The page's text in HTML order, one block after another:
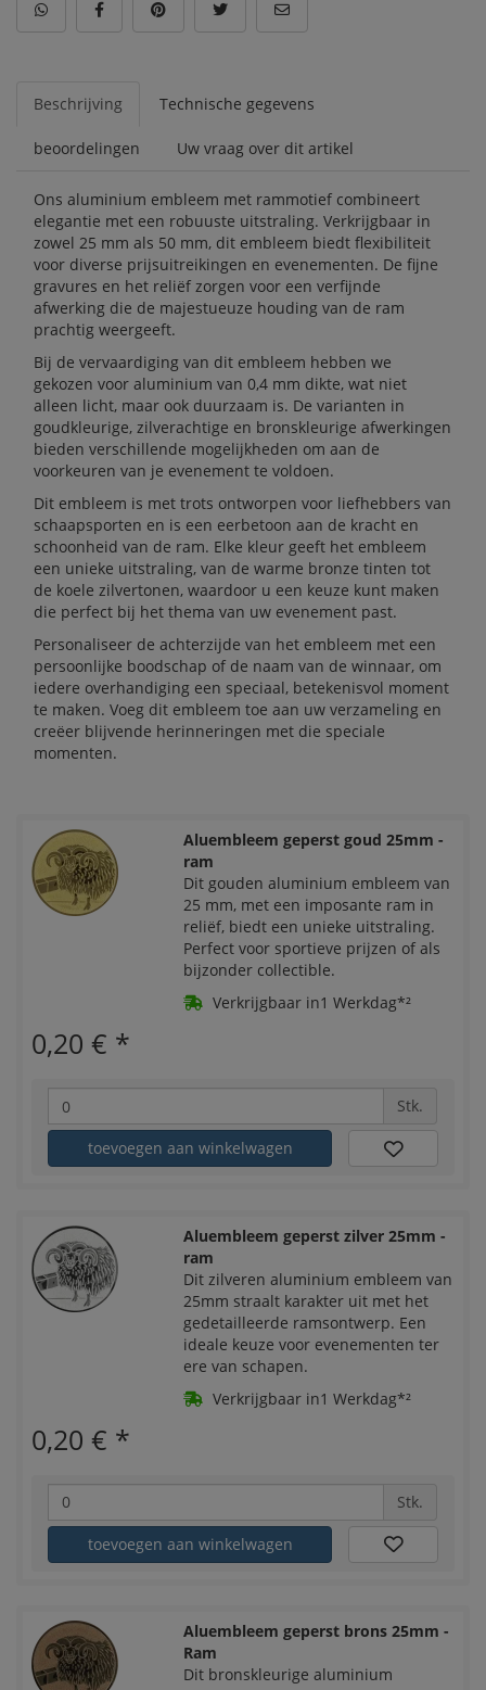
Beschrijving Technische gegevens
beoordelingen Uw vraag over dit artikel
Ons aluminium embleem met rammotief combineert
elegantie met een robuuste uitstraling. Verkrijgbaar in
zowel 25 mm als 50 mm, dit embleem biedt flexibiliteit
voor diverse prijsuitreikingen en evenementen. De fijne
gravures en het reliëf zorgen voor een verfijnde
afwerking die de majestueuze houding van de ram
prachtig weergeeft.
Bij de vervaardiging van dit embleem hebben we
gekozen voor aluminium van 0,4 mm dikte, wat niet
alleen licht, maar ook duurzaam is. De varianten in
goudkleurige, zilverachtige en bronskleurige afwerkingen
bieden verschillende mogelijkheden om aan de
voorkeuren van je evenement te voldoen.
Dit embleem is met trots ontworpen voor liefhebbers van
schaapsporten en is een eerbetoon aan de kracht en
schoonheid van de ram. Elke kleur geeft het embleem
een unieke uitstraling, van de warme bronze tinten tot
de koele zilvertonen, waardoor u een keuze kunt maken
die perfect bij het thema van uw evenement past.
Personaliseer de achterzijde van het embleem met een
persoonlijke boodschap of de naam van de winnaar, om
iedere overhandiging een speciaal, betekenisvol moment
te maken. Voeg dit embleem toe aan uw verzameling en
creëer blijvende herinneringen met die speciale
momenten.
Aluembleem geperst goud 25mm -
ram
Dit gouden aluminium embleem van
25 mm, met een imposante ram in
reliëf, biedt een unieke uitstraling.
Perfect voor sportieve prijzen of als
bijzonder collectible.
Verkrijgbaar in1 Werkdag*²
0,20 € *
Stk.
toevoegen aan winkelwagen
Aluembleem geperst zilver 25mm -
ram
Dit zilveren aluminium embleem van
25mm straalt karakter uit met het
gedetailleerde ramsontwerp. Een
ideale keuze voor evenementen ter
ere van schapen.
Verkrijgbaar in1 Werkdag*²
0,20 € *
Stk.
toevoegen aan winkelwagen
Aluembleem geperst brons 25mm -
Ram
Dit bronskleurige aluminium